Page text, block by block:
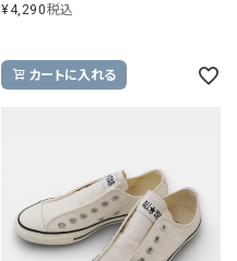
¥4,290税込
カートに入れる